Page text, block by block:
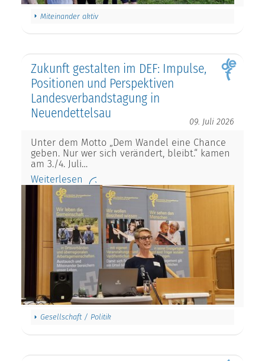
Miteinander aktiv
Zukunft gestalten im DEF: Impulse,
Positionen und Perspektiven
Landesverbandstagung in
Neuendettelsau
09. Juli 2026
Unter dem Motto „Dem Wandel eine Chance
geben. Nur wer sich verändert, bleibt.“ kamen
am 3./4. Juli…
Weiterlesen
Gesellschaft / Politik